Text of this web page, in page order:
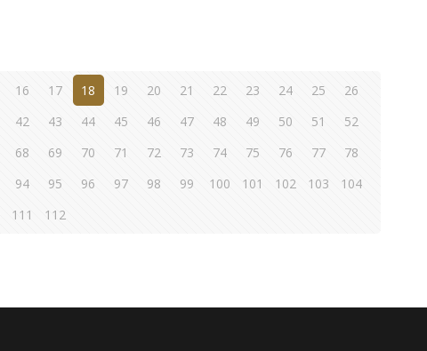
16 17 18 19 20 21 22 23 24 25
26
42 43 44 45 46 47 48 49 50 51
52
68 69 70 71 72 73 74 75 76 77
78
94 95 96 97 98 99 100 101 102 103
104
111 112